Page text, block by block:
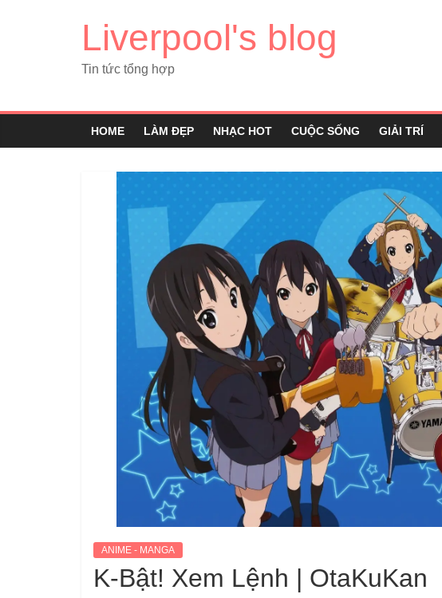
Liverpool's blog
Tin tức tổng hợp
HOME LÀM ĐẸP NHẠC HOT CUỘC SỐNG GIẢI TRÍ
ANIME - MANGA
K-Bật! Xem Lệnh | OtaKuKan